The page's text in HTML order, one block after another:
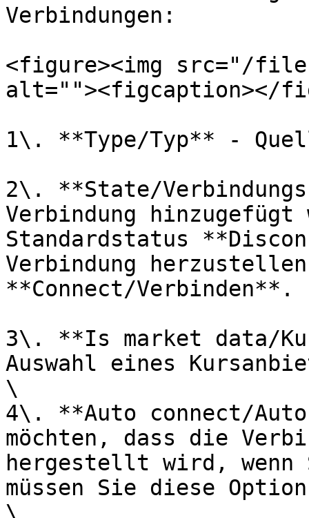
Verbindungen:
<figure><img src="/files/
alt=""><figcaption></
1\. **Type/Typ** -
2\. **State/
Verbindung
Standardstatus
Verbindung
**Connect/Verbinden**.
3\. **Is market data/
Auswahl eines
\
4\. **Auto connect/
möchten, dass die
hergestellt wird,
müssen Sie diese
\